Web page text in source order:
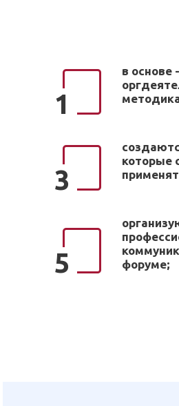
1
в основе -
3
которые
5
форуме;